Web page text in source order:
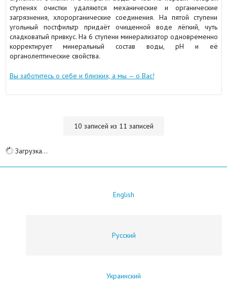
ступенях очистки удаляются механические и органические
загрязнения, хлорорганические соединения. На пятой ступени
угольный постфильтр придаёт очищенной воде лёгкий, чуть
сладковатый привкус. На 6 ступени минерализатор одновременно
корректирует минеральный состав воды, рН и её
органолептические свойства.
Вы заботитесь о себе и близких, а мы — о Вас!
10 записей из 11 записей
Загрузка...
English
Русский
Украинский